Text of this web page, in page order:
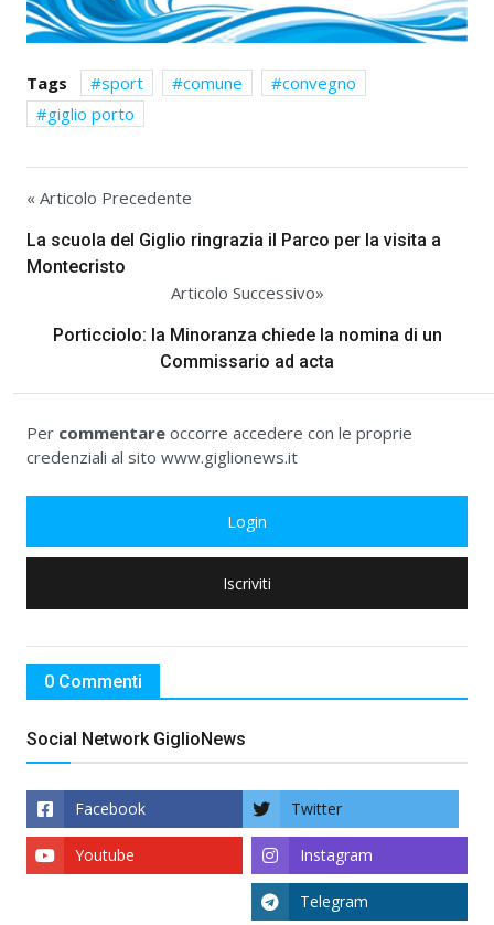
Tags sport comune
convegno
giglio porto
« Articolo Precedente
La scuola del Giglio ringrazia il Parco per la visita a
Montecristo
Articolo Successivo»
Porticciolo: la Minoranza chiede la nomina di un
Commissario ad acta
Per commentare occorre accedere con le proprie
credenziali al sito www.giglionews.it
Login
Iscriviti
0 Commenti
Social Network GiglioNews
Facebook Twitter
Instagram
Youtube
Telegram